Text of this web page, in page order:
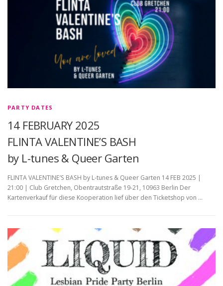
PARTY DATES
14 FEBRUARY 2025
FLINTA VALENTINE’S BASH
by L-tunes & Queer Garten
FLINTA VALENTINE’S BASH by L-tunes & Queer Garten 14 FEB 2025 |
21:00 | Club Gretchen, Obentrautstraße 19-21, 10963 Berlin Der
Kartenverkauf für diese Kooperation lief über den Ticketshop von …